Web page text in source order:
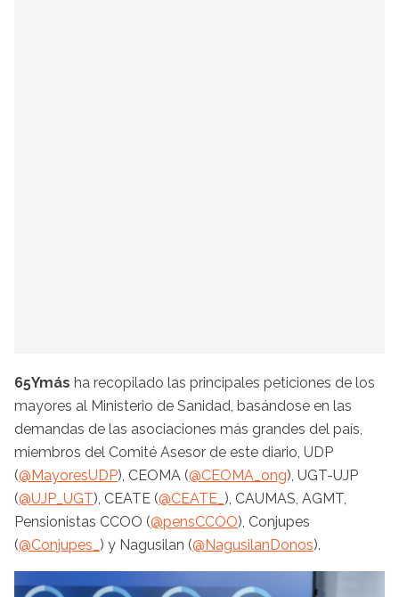
65Ymás ha recopilado las principales peticiones de los
mayores al Ministerio de Sanidad, basándose en las
demandas de las asociaciones más grandes del país,
miembros del Comité Asesor de este diario, UDP
(@MayoresUDP), CEOMA (@CEOMA_ong), UGT-UJP
(@UJP_UGT), CEATE (@CEATE_ ), CAUMAS, AGMT,
Pensionistas CCOO (@pensCCOO), Conjupes
(@Conjupes_ ) y Nagusilan (@NagusilanDonos).